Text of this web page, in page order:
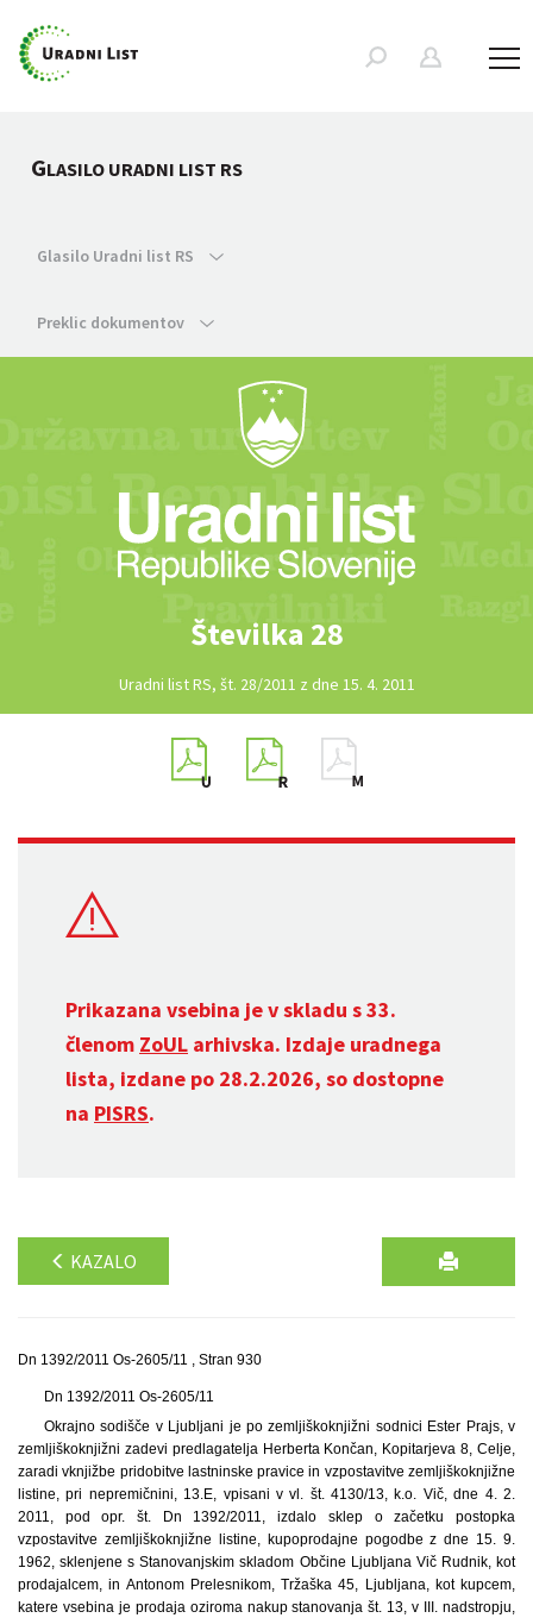
GLASILO URADNI LIST RS
Glasilo Uradni list RS
Preklic dokumentov
Številka 28
Uradni list RS, št. 28/2011 z dne 15. 4. 2011
Prikazana vsebina je v skladu s 33.
členom ZoUL arhivska. Izdaje uradnega
lista, izdane po 28.2.2026, so dostopne
na PISRS.
KAZALO
Dn 1392/2011 Os-2605/11 , Stran 930
Dn 1392/2011 Os-2605/11
Okrajno sodišče v Ljubljani je po zemljiškoknjižni sodnici Ester Prajs, v
zemljiškoknjižni zadevi predlagatelja Herberta Končan, Kopitarjeva 8, Celje,
zaradi vknjižbe pridobitve lastninske pravice in vzpostavitve zemljiškoknjižne
listine, pri nepremičnini, 13.E, vpisani v vl. št. 4130/13, k.o. Vič, dne 4. 2.
2011, pod opr. št. Dn 1392/2011, izdalo sklep o začetku postopka
vzpostavitve zemljiškoknjižne listine, kupoprodajne pogodbe z dne 15. 9.
1962, sklenjene s Stanovanjskim skladom Občine Ljubljana Vič Rudnik, kot
prodajalcem, in Antonom Prelesnikom, Tržaška 45, Ljubljana, kot kupcem,
katere vsebina je prodaja oziroma nakup stanovanja št. 13, v III. nadstropju,